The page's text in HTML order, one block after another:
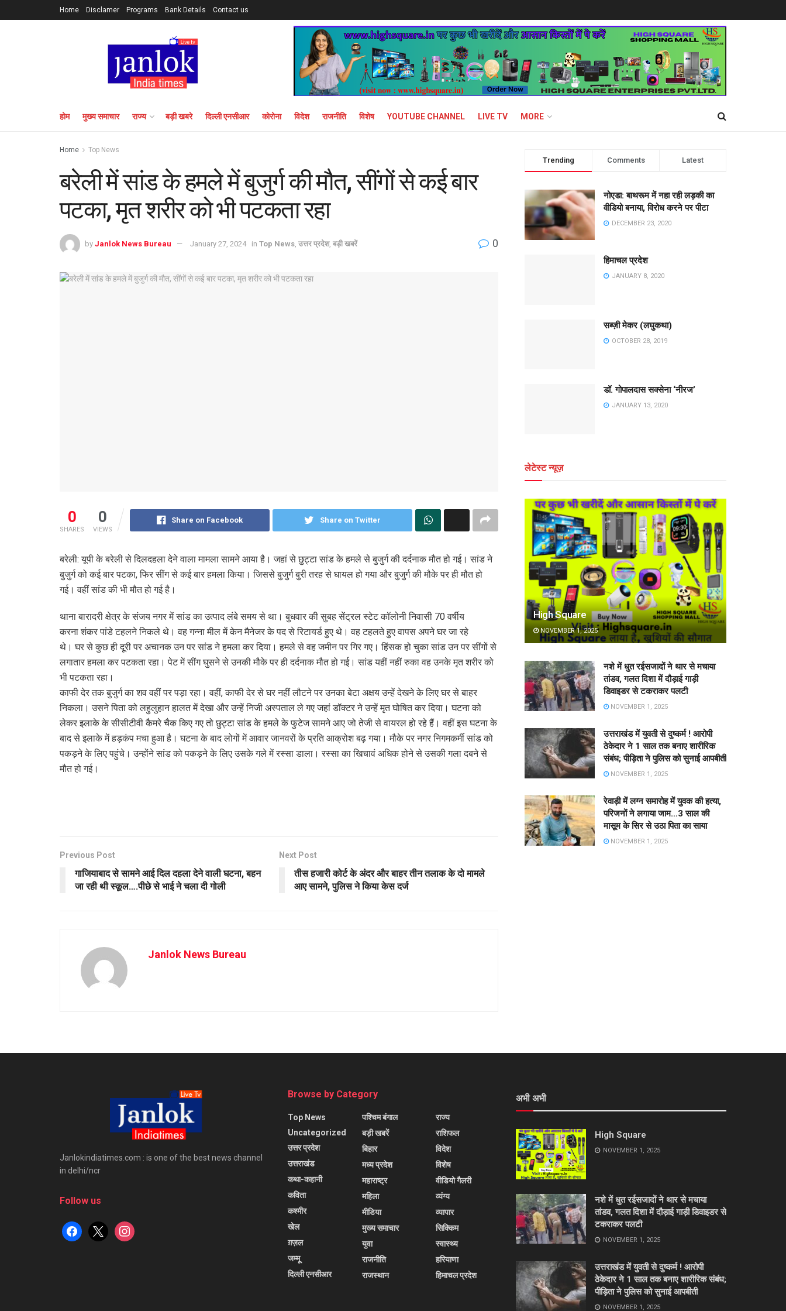
Home Disclamer Programs Bank Details Contact us
होम मुख्य समाचार राज्य बड़ी खबरे दिल्ली एनसीआर कोरोना विदेश राजनीति विशेष YOUTUBE CHANNEL LIVE TV MORE
Home Top News
बरेली में सांड के हमले में बुजुर्ग की मौत, सींगों से कई बार
पटका, मृत शरीर को भी पटकता रहा
by Janlok News Bureau January 27, 2024 in Top News उत्तर प्रदेश, बड़ी खबरें 0
0
SHARES
0
VIEWS
Share on Facebook Share on Twitter
बरेली: यूपी के बरेली से दिलदहला देने वाला मामला सामने आया है। जहां से छुट्टा सांड के हमले से बुजुर्ग की दर्दनाक मौत हो गई। सांड ने
बुजुर्ग को कई बार पटका, फिर सींग से कई बार हमला किया। जिससे बुजुर्ग बुरी तरह से घायल हो गया और बुजुर्ग की मौके पर ही मौत हो
गई। वहीं सांड की भी मौत हो गई है।
थाना बारादरी क्षेत्र के संजय नगर में सांड का उत्पाद लंबे समय से था। बुधवार की सुबह सेंट्रल स्टेट कॉलोनी निवासी 70 वर्षीय
करना शंकर पांडे टहलने निकले थे। वह गन्ना मील में केन मैनेजर के पद से रिटायर्ड हुए थे। वह टहलते हुए वापस अपने घर जा रहे
थे। घर से कुछ ही दूरी पर अचानक उन पर सांड ने हमला कर दिया। हमले से वह जमीन पर गिर गए। हिंसक हो चुका सांड उन पर सींगों से
लगातार हमला कर पटकता रहा। पेट में सींग घुसने से उनकी मौके पर ही दर्दनाक मौत हो गई। सांड यहीं नहीं रुका वह उनके मृत शरीर को
भी पटकता रहा।
काफी देर तक बुजुर्ग का शव वहीं पर पड़ा रहा। वहीं, काफी देर से घर नहीं लौटने पर उनका बेटा अक्षय उन्हें देखने के लिए घर से बाहर
निकला। उसने पिता को लहुलुहान हालत में देखा और उन्हें निजी अस्पताल ले गए जहां डॉक्टर ने उन्हें मृत घोषित कर दिया। घटना को
लेकर इलाके के सीसीटीवी कैमरे चैक किए गए तो छुट्टा सांड के हमले के फुटेज सामने आए जो तेजी से वायरल हो रहे हैं। वहीं इस घटना के
बाद से इलाके में हड़कंप मचा हुआ है। घटना के बाद लोगों में आवार जानवरों के प्रति आक्रोश बढ़ गया। मौके पर नगर निगमकर्मी सांड को
पकड़ने के लिए पहुंचे। उन्होंने सांड को पकड़ने के लिए उसके गले में रस्सा डाला। रस्सा का खिचावं अधिक होने से उसकी गला दबने से
मौत हो गई।
Previous Post
गाजियाबाद से सामने आई दिल दहला देने वाली घटना, बहन
जा रही थी स्कूल….पीछे से भाई ने चला दी गोली
Next Post
तीस हजारी कोर्ट के अंदर और बाहर तीन तलाक के दो मामले
आए सामने, पुलिस ने किया केस दर्ज
Janlok News Bureau
Trending Comments Latest
नोएडा: बाथरूम में नहा रही लड़की का
वीडियो बनाया, विरोध करने पर पीटा
DECEMBER 23, 2020
हिमाचल प्रदेश
JANUARY 8, 2020
सब्ज़ी मेकर (लघुकथा)
OCTOBER 28, 2019
डॉ. गोपालदास सक्सेना ‘नीरज’
JANUARY 13, 2020
लेटेस्ट न्यूज़
High Square
NOVEMBER 1, 2025
नशे में धुत रईसजादों ने थार से मचाया
तांडव, गलत दिशा में दौड़ाई गाड़ी
डिवाइडर से टकराकर पलटी
NOVEMBER 1, 2025
उत्तराखंड में युवती से दुष्कर्म ! आरोपी
ठेकेदार ने 1 साल तक बनाए शारीरिक
संबंध; पीड़िता ने पुलिस को सुनाई आपबीती
NOVEMBER 1, 2025
रेवाड़ी में लग्न समारोह में युवक की हत्या,
परिजनों ने लगाया जाम…3 साल की
मासूम के सिर से उठा पिता का साया
NOVEMBER 1, 2025
Janlokindiatimes.com : is one of the best news channel
in delhi/ncr
Follow us
facebook
x instagram
Browse by Category
Top News
Uncategorized
उत्तर प्रदेश
उत्तराखंड
कथा-कहानी
कविता
कश्मीर
खेल
ग़ज़ल
जम्मू
दिल्ली एनसीआर
पश्चिम बंगाल
बड़ी खबरें
बिहार
मध्य प्रदेश
महाराष्ट्र
महिला
मीडिया
मुख्य समाचार
युवा
राजनीति
राजस्थान
राज्य
राशिफल
विदेश
विशेष
वीडियो गैलरी
व्यंग्य
व्यापार
सिक्किम
स्वास्थ्य
हरियाणा
हिमाचल प्रदेश
अभी अभी
High Square
NOVEMBER 1, 2025
नशे में धुत रईसजादों ने थार से मचाया
तांडव, गलत दिशा में दौड़ाई गाड़ी डिवाइडर से
टकराकर पलटी
NOVEMBER 1, 2025
उत्तराखंड में युवती से दुष्कर्म ! आरोपी
ठेकेदार ने 1 साल तक बनाए शारीरिक संबंध;
पीड़िता ने पुलिस को सुनाई आपबीती
NOVEMBER 1, 2025